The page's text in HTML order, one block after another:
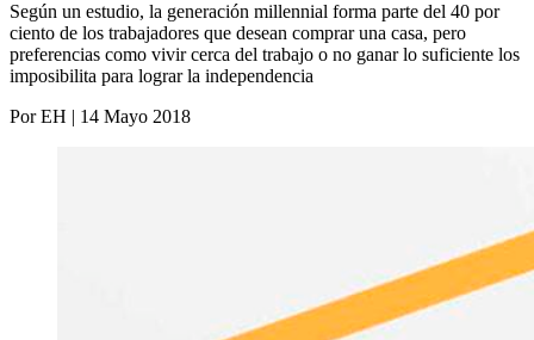
Según un estudio, la generación millennial forma parte del 40 por
ciento de los trabajadores que desean comprar una casa, pero
preferencias como vivir cerca del trabajo o no ganar lo suficiente los
imposibilita para lograr la independencia
Por EH | 14 Mayo 2018